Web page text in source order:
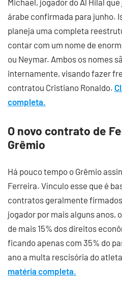
Michael, jogador do Al Hilal
árabe confirmada para junho.
planeja uma completa
contar com um nome de
ou Neymar. Ambos os nomes
internamente, visando fazer
contratou Cristiano Ronaldo.
completa.
O novo contrato de
Grêmio
Há pouco tempo o Grêmio
Ferreira. Vínculo esse que é
contratos geralmente
jogador por mais alguns anos,
de mais 15% dos direitos
ficando apenas com 35% do
ano a multa rescisória do
matéria completa.